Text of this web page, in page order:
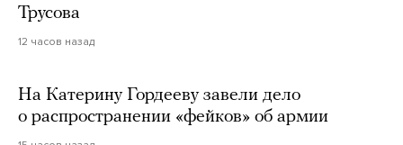
Трусова
12 часов назад
На Катерину Гордееву завели дело
о распространении «фейков» об армии